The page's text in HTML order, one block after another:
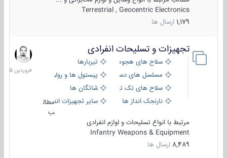
Terrestrial , Geocentric Electronics
1,179 ارسال ها
تجهیزات و تسلیحات انفرادی
سلاح های هجومی
تیربارها
مسلسل های دستی
پیستول ها و رولورها
سلاح های تک تیر اندازیشاتگان ها
نارنجک انداز ها
سایر تجهیزات انفرادی
مطال
ب
مرتبط با انواع تسلیحات و لوازم انفرادی
Infantry Weapons & Equipment
8,489 ارسال ها
17
فروردین
1405